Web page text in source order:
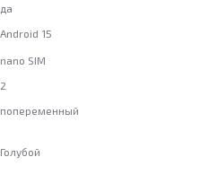
да
Android 15
nano SIM
2
попеременный
Голубой